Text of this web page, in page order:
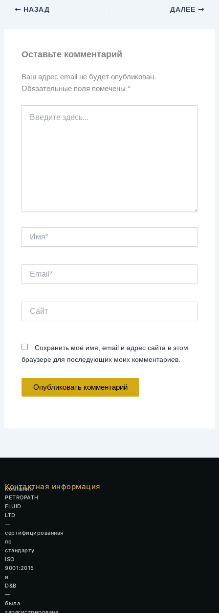
НАЗАД ДАЛЕЕ
Оставьте комментарий
Ваш адрес email не будет опубликован.
Обязательные поля помечены*
здесь...
Имя*
Сохранить моё имя, email и адрес сайта в этом
браузере для последующих моих комментариев.
Компания
PETROPATH
FLUID
LTD
—
сертифицированная
по
стандарту
ISO
9001:2015
и
D&B
—
была
Контактная информация